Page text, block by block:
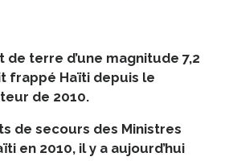
terre d’une magnitude 7,2
frappé Haïti depuis le
de 2010.
de secours des Ministres
en 2010, il y a aujourd’hui